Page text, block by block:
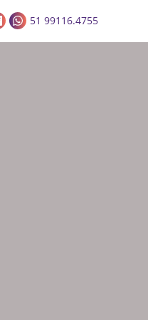
51 99116.4755